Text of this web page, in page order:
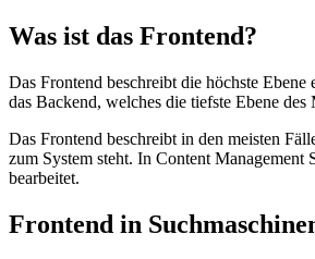
Was ist das Frontend?
Das Frontend beschreibt die höchste
das Backend, welches die tiefste Ebene des
Das Frontend beschreibt in den meisten
zum System steht. In Content
bearbeitet.
Frontend in